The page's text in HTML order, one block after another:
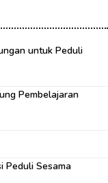
untuk Peduli
Pembelajaran
Peduli Sesama